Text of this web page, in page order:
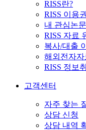
RISS란?
RISS 이용
내 관심논
RISS 자료
복사/대출
해외전자
RISS 정보
고객센터
자주 찾는
상담 신청
상담 내역